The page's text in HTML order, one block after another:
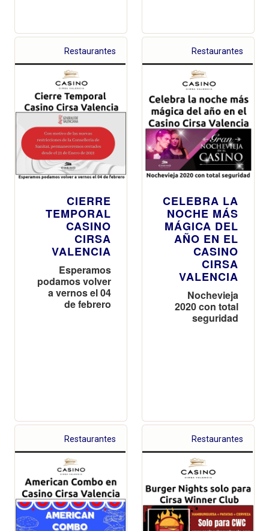
Restaurantes
CIERRE
TEMPORAL
CASINO
CIRSA
VALENCIA
Esperamos
podamos volver
a vernos el 04
de febrero
Restaurantes
CELEBRA LA
NOCHE MÁS
MÁGICA DEL
AÑO EN EL
CASINO
CIRSA
VALENCIA
Nochevieja
2020 con total
seguridad
Restaurantes Restaurantes